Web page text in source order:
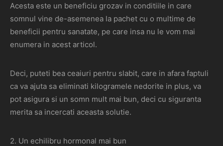
Acesta este un beneficiu grozav in conditiile in care
somnul vine de-asemenea la pachet cu o multime de
beneficii pentru sanatate, pe care insa nu le vom mai
enumera in acest articol.
Deci, puteti bea ceaiuri pentru slabit, care in afara faptuli
ca va ajuta sa eliminati kilogramele nedorite in plus, va
pot asigura si un somn mult mai bun, deci cu siguranta
merita sa incercati aceasta solutie.
2. Un echilibru hormonal mai bun